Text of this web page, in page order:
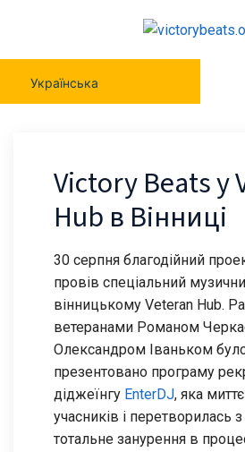
Українська
Victory Beats у
Hub в Вінниці
30 серпня благодійний
провів спеціальний
вінницькому Veteran Hub.
ветеранами Романом
Олександром Іваньком
презентовано програму
діджеїнгу EnterDJ, яка
учасників і перетворилась з
тотальне занурення в